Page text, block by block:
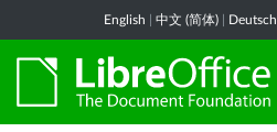
English 中文 (简体) Deutsch